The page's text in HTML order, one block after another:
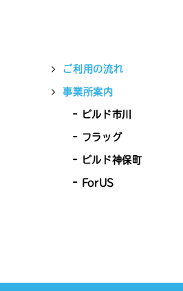
ご利用の流れ
事業所案内
ビルド市川
フラッグ
ビルド神保町
ForUS